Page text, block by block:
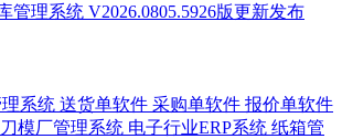
管理系统 V2026.0805.5926版更新发布
系统 送货单软件 采购单软件 报价单软件
刀模厂管理系统 电子行业ERP系统 纸箱管